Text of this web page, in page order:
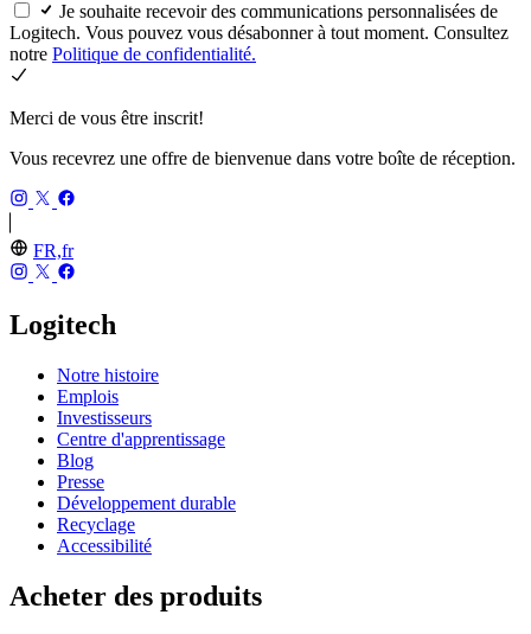
Je souhaite recevoir des communications personnalisées de
Logitech. Vous pouvez vous désabonner à tout moment. Consultez
notre Politique de confidentialité.
Merci de vous être inscrit!
Vous recevrez une offre de bienvenue dans votre boîte de réception.
FR,fr
Logitech
Notre histoire
Emplois
Investisseurs
Centre d'apprentissage
Blog
Presse
Développement durable
Recyclage
Accessibilité
Acheter des produits